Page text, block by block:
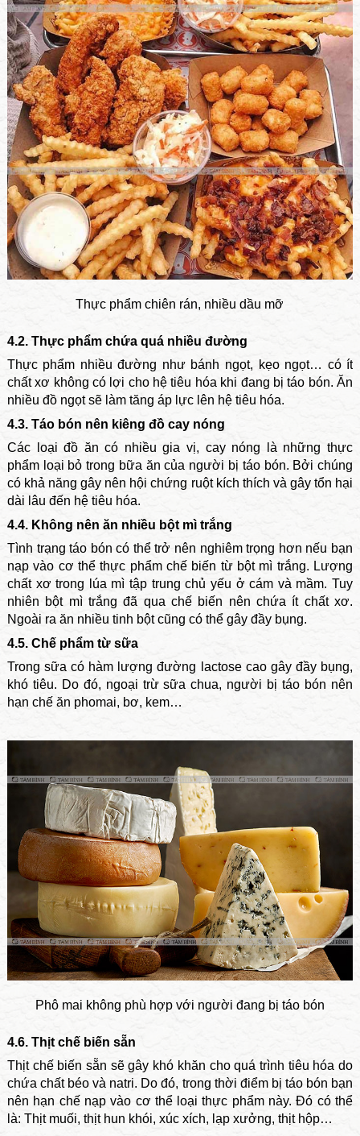
Thực phẩm chiên rán, nhiều dầu mỡ
4.2. Thực phẩm chứa quá nhiều đường
Thực phẩm nhiều đường như bánh ngọt, kẹo ngọt… có ít
chất xơ không có lợi cho hệ tiêu hóa khi đang bị táo bón. Ăn
nhiều đồ ngọt sẽ làm tăng áp lực lên hệ tiêu hóa.
4.3. Táo bón nên kiêng đồ cay nóng
Các loại đồ ăn có nhiều gia vị, cay nóng là những thực
phẩm loại bỏ trong bữa ăn của người bị táo bón. Bởi chúng
có khả năng gây nên hội chứng ruột kích thích và gây tổn hại
dài lâu đến hệ tiêu hóa.
4.4. Không nên ăn nhiều bột mì trắng
Tình trạng táo bón có thể trở nên nghiêm trọng hơn nếu bạn
nạp vào cơ thể thực phẩm chế biến từ bột mì trắng. Lượng
chất xơ trong lúa mì tập trung chủ yếu ở cám và mầm. Tuy
nhiên bột mì trắng đã qua chế biến nên chứa ít chất xơ.
Ngoài ra ăn nhiều tinh bột cũng có thể gây đầy bụng.
4.5. Chế phẩm từ sữa
Trong sữa có hàm lượng đường lactose cao gây đầy bụng,
khó tiêu. Do đó, ngoại trừ sữa chua, người bị táo bón nên
hạn chế ăn phomai, bơ, kem…
Phô mai không phù hợp với người đang bị táo bón
4.6. Thịt chế biến sẵn
Thịt chế biến sẵn sẽ gây khó khăn cho quá trình tiêu hóa do
chứa chất béo và natri. Do đó, trong thời điểm bị táo bón bạn
nên hạn chế nạp vào cơ thể loại thực phẩm này. Đó có thể
là: Thịt muối, thịt hun khói, xúc xích, lạp xưởng, thịt hộp…